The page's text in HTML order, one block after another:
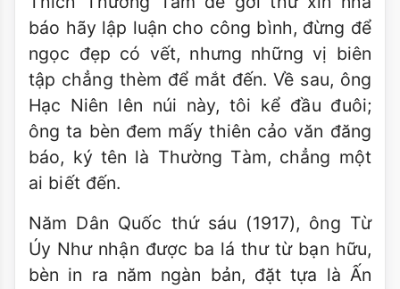
báo hãy lập luận cho công bình, đừng để
ngọc đẹp có vết, nhưng những vị biên
tập chẳng thèm để mắt đến. Về sau, ông
Hạc Niên lên núi này, tôi kể đầu đuôi;
ông ta bèn đem mấy thiên cảo văn đăng
báo, ký tên là Thường Tàm, chẳng một
ai biết đến.
Năm Dân Quốc thứ sáu (1917), ông Từ
Úy Như nhận được ba lá thư từ bạn hữu,
bèn in ra năm ngàn bản, đặt tựa là Ấn